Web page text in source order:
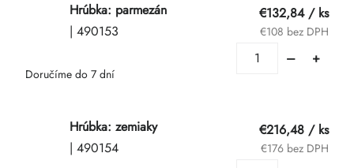
Hrúbka: parmezán
| 490153
€132,84 / ks
€108 bez DPH
Doručíme do 7 dní
Hrúbka: zemiaky
| 490154
€216,48 / ks
€176 bez DPH